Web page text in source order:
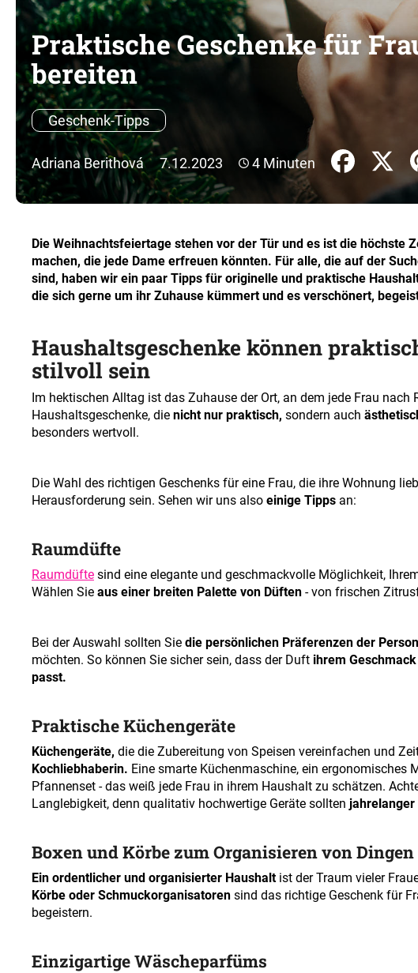
Praktische Geschenke für
bereiten
Geschenk-Tipps
Adriana Berithová 7.12.2023 4 Minuten
Die Weihnachtsfeiertage stehen vor der Tür und es ist die höchste
machen, die jede Dame erfreuen könnten. Für alle, die auf der
sind, haben wir ein paar Tipps für originelle und praktische
die sich gerne um ihr Zuhause kümmert und es verschönert,
Haushaltsgeschenke können
stilvoll sein
Im hektischen Alltag ist das Zuhause der Ort, an dem jede Frau nach
Haushaltsgeschenke, die nicht nur praktisch, sondern auch
besonders wertvoll.
Die Wahl des richtigen Geschenks für eine Frau, die ihre Wohnung
Herausforderung sein. Sehen wir uns also einige Tipps an:
Raumdüfte
Raumdüfte sind eine elegante und geschmackvolle Möglichkeit,
Wählen Sie aus einer breiten Palette von Düften - von frischen
Bei der Auswahl sollten Sie die persönlichen Präferenzen der
möchten. So können Sie sicher sein, dass der Duft ihrem
passt.
Praktische Küchengeräte
Küchengeräte, die die Zubereitung von Speisen vereinfachen und
Kochliebhaberin. Eine smarte Küchenmaschine, ein ergonomisches
Pfannenset - das weiß jede Frau in ihrem Haushalt zu schätzen.
Langlebigkeit, denn qualitativ hochwertige Geräte sollten jahrelanger
Boxen und Körbe zum Organisieren von Dingen
Ein ordentlicher und organisierter Haushaltist der Traum vieler
Körbe oder Schmuckorganisatoren sind das richtige Geschenk für
begeistern.
Einzigartige Wäscheparfüms